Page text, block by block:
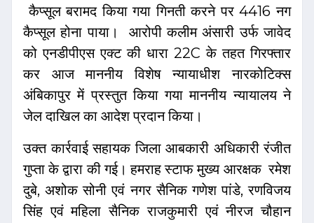
कैप्सूल बरामद किया गया गिनती करने पर 4416 नग
कैप्सूल होना पाया। आरोपी कलीम अंसारी उर्फ जावेद
को एनडीपीएस एक्ट की धारा 22C के तहत गिरफ्तार
कर आज माननीय विशेष न्यायाधीश नारकोटिक्स
अंबिकापुर में प्रस्तुत किया गया माननीय न्यायालय ने
जेल दाखिल का आदेश प्रदान किया।
उक्त कार्रवाई सहायक जिला आबकारी अधिकारी रंजीत
गुप्ता के द्वारा की गई। हमराह स्टाफ मुख्य आरक्षक रमेश
दुबे, अशोक सोनी एवं नगर सैनिक गणेश पांडे, रणविजय
सिंह एवं महिला सैनिक राजकुमारी एवं नीरज चौहान